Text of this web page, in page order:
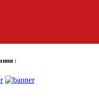
: